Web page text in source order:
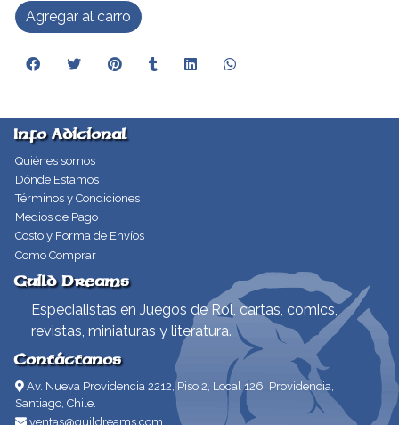
Agregar al carro
Info Adicional
Quiénes somos
Dónde Estamos
Términos y Condiciones
Medios de Pago
Costo y Forma de Envíos
Como Comprar
Guild Dreams
Especialistas en Juegos de Rol, cartas, comics,
revistas, miniaturas y literatura.
Contáctanos
Av. Nueva Providencia 2212, Piso 2, Local 126. Providencia,
Santiago, Chile.
ventas@guildreams.com